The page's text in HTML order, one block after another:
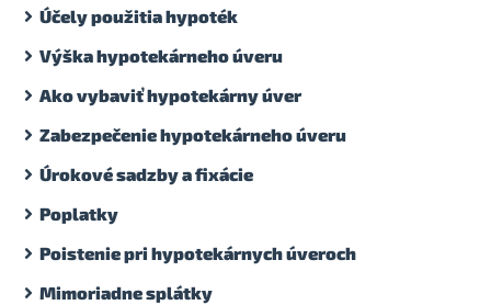
Účely použitia hypoték
Výška hypotekárneho úveru
Ako vybaviť hypotekárny úver
Zabezpečenie hypotekárneho úveru
Úrokové sadzby a fixácie
Poplatky
Poistenie pri hypotekárnych úveroch
Mimoriadne splátky